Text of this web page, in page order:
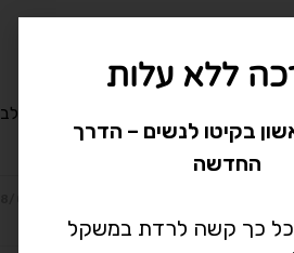
בעת קיום יחסי מין בתקופת גיל
(הירידה ברמות ההורמונים היא שלב
ללא עלות
בקיטו לנשים – הדרך
החדשה
כל כך קשה לרדת במשקל